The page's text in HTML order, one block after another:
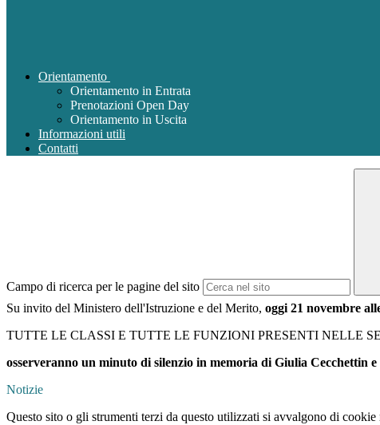
Orientamento
Orientamento in Entrata
Prenotazioni Open Day
Orientamento in Uscita
Informazioni utili
Contatti
Campo di ricerca per le pagine del sito
Su invito del Ministero dell'Istruzione e del Merito, oggi 21 novembre
TUTTE LE CLASSI E TUTTE LE FUNZIONI PRESENTI NELLE
osserveranno un minuto di silenzio in memoria di Giulia Cecchettin
Notizie
Questo sito o gli strumenti terzi da questo utilizzati si avvalgono di